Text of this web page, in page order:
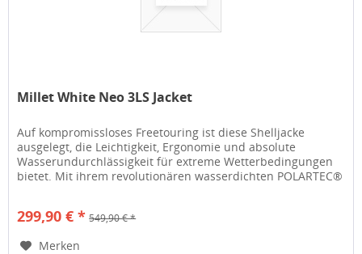
Millet White Neo 3LS Jacket
Auf kompromissloses Freetouring ist diese Shelljacke
ausgelegt, die Leichtigkeit, Ergonomie und absolute
Wasserundurchlässigkeit für extreme Wetterbedingungen
bietet. Mit ihrem revolutionären wasserdichten POLARTEC®
299,90 € * 549,90 € *
Merken